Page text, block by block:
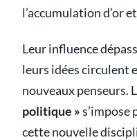
l’accumulation d’or
Leur influence
leurs idées circulent
nouveaux penseurs.
politique »s’impose
cette nouvelle